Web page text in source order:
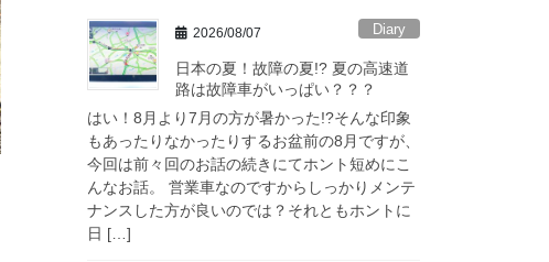
2026/08/07 Diary
日本の夏！故障の夏!? 夏の高速道
路は故障車がいっぱい？？？
はい！8月より7月の方が暑かった!?そんな印象
もあったりなかったりするお盆前の8月ですが、
今回は前々回のお話の続きにてホント短めにこ
んなお話。 営業車なのですからしっかりメンテ
ナンスした方が良いのでは？それともホントに
日 […]